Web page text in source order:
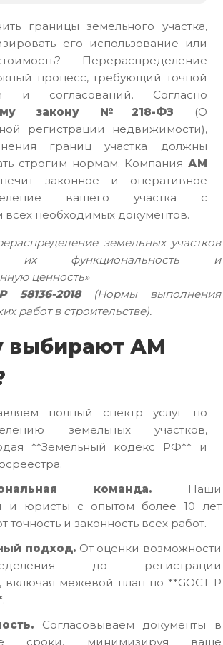
границы земельного участка,
его использование или
Перераспределение
процесс, требующий точной
и согласований. Согласно
закону №218-ФЗ (О
регистрации недвижимости),
границ участка должны
строгим нормам. Компания АМ
законное и оперативное
вашего участка с
необходимых документов.
земельных участков
их функциональность и
ценность»
58136-2018(Нормы выполнения
работ в строительстве).
выбирают АМ
полный спектр услуг по
земельных участков,
**Земельный кодекс РФ** и
команда. Наши
и юристы с опытом более 10 лет
точность и законность всех работ.
подход.От оценки возможности
до регистрации
включая межевой план по **GOСТ Р
Согласовываем документы в
сроки, минимизируя ваше